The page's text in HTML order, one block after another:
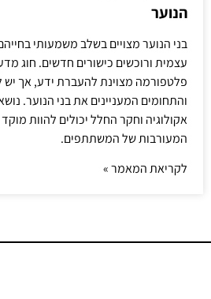
הנוער
בני הנוער מצויים בשלב משמעותי
עצמית ורוכשים כישורים חדשים. חוג
פלטפורמה מצוינת להעברת ידע, אך יש
והתחומים המעניינים את בני הנוער.
אקולוגיה וחקר החלל יכולים להוות
המעורבות של המשתתפים.
לקריאת המאמר »